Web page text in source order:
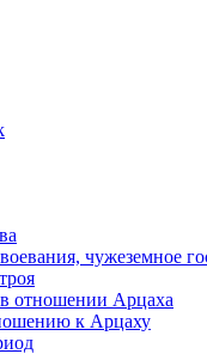
чужеземное
отношении Арцаха
к Арцаху